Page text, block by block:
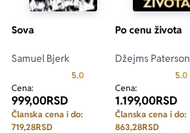
Sova
Samuel Bjerk
5.0 Prosecna ocena je 5.0 od 5
Cena:
999,00RSD
Članska cena i do:
719,28RSD
Po cenu života
Džejms Paterson
5.0
Cena:
1.199,00RSD
Članska cena i do:
863,28RSD